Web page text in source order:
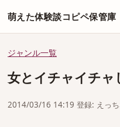
萌えた体験談コピペ保管庫
ジャンル一覧
女とイチャイチャ
2014/03/16 14:19 登録: えっち